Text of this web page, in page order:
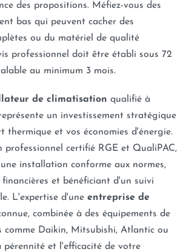
des propositions. Méfiez-vous des
bas qui peuvent cacher des
ou du matériel de qualité
professionnel doit être établi sous 72
au minimum 3 mois.
de climatisation qualifié à
un investissement stratégique
thermique et vos économies d'énergie.
professionnel certifié RGE et QualiPAC,
installation conforme aux normes,
et bénéficiant d'un suivi
L'expertise d'une entreprise de
combinée à des équipements de
comme Daikin, Mitsubishi, Atlantic ou
pérennité et l'efficacité de votre